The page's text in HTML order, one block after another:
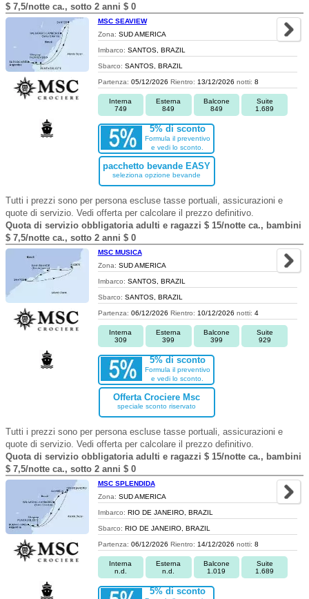
$ 7,5/notte ca., sotto 2 anni $ 0
MSC SEAVIEW
Zona: SUD AMERICA
Imbarco: SANTOS, BRAZIL
Sbarco: SANTOS, BRAZIL
Partenza: 05/12/2026 Rientro: 13/12/2026 notti: 8
Interna
749
Esterna
849
Balcone
849
Suite
1.689
5% di sconto
Formula il preventivo
e vedi lo sconto.
pacchetto bevande EASY
seleziona opzione bevande
Tutti i prezzi sono per persona escluse tasse portuali, assicurazioni e
quote di servizio. Vedi offerta per calcolare il prezzo definitivo.
Quota di servizio obbligatoria adulti e ragazzi $ 15/notte ca., bambini
$ 7,5/notte ca., sotto 2 anni $ 0
MSC MUSICA
Zona: SUD AMERICA
Imbarco: SANTOS, BRAZIL
Sbarco: SANTOS, BRAZIL
Partenza: 06/12/2026 Rientro: 10/12/2026 notti: 4
Interna
309
Esterna
399
Balcone
399
Suite
929
5% di sconto
Formula il preventivo
e vedi lo sconto.
Offerta Crociere Msc
speciale sconto riservato
Tutti i prezzi sono per persona escluse tasse portuali, assicurazioni e
quote di servizio. Vedi offerta per calcolare il prezzo definitivo.
Quota di servizio obbligatoria adulti e ragazzi $ 15/notte ca., bambini
$ 7,5/notte ca., sotto 2 anni $ 0
MSC SPLENDIDA
Zona: SUD AMERICA
Imbarco: RIO DE JANEIRO, BRAZIL
Sbarco: RIO DE JANEIRO, BRAZIL
Partenza: 06/12/2026 Rientro: 14/12/2026 notti: 8
Interna
n.d.
Esterna
n.d.
Balcone
1.019
Suite
1.689
5% di sconto